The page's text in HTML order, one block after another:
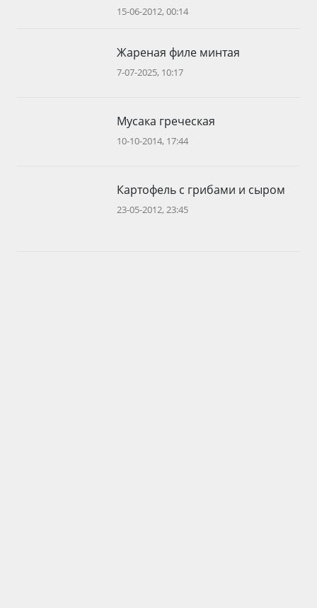
15-06-2012, 00:14
Жареная филе минтая
7-07-2025, 10:17
Мусака греческая
10-10-2014, 17:44
Картофель с грибами и сыром
23-05-2012, 23:45